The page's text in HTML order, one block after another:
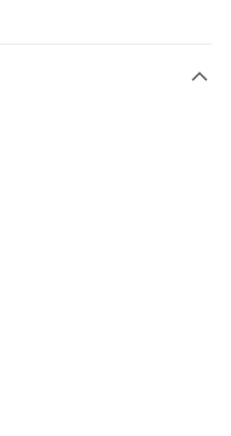
的支付方式。 讓您購物簡單